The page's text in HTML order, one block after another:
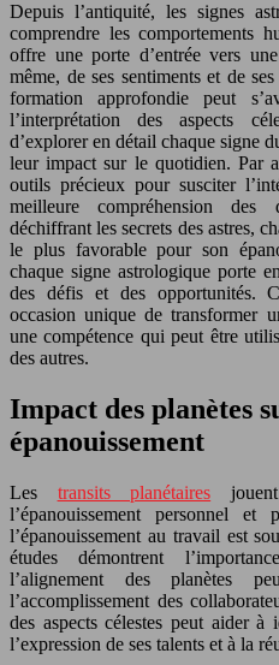
Depuis l’antiquité, les signes
comprendre les comportements
offre une porte d’entrée vers
même, de ses sentiments et de
formation approfondie peut
l’interprétation des aspects
d’explorer en détail chaque signe
leur impact sur le quotidien. Par
outils précieux pour susciter
meilleure compréhension des
déchiffrant les secrets des astres,
le plus favorable pour son
chaque signe astrologique porte
des défis et des opportunités.
occasion unique de transformer
une compétence qui peut être
des autres.
Impact des planètes
épanouissement
Les transits planétaires
l’épanouissement personnel
l’épanouissement au travail est
études démontrent
l’alignement des planètes
l’accomplissement des
des aspects célestes peut aider
l’expression de ses talents et à la